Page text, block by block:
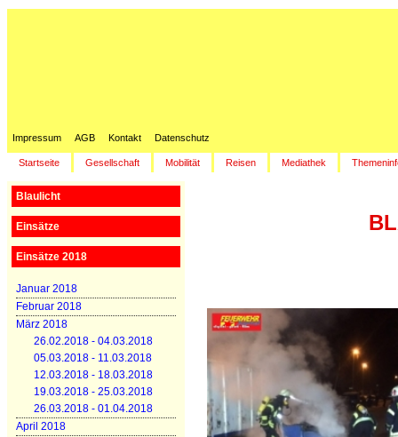
Impressum AGB Kontakt Datenschutz
Startseite Gesellschaft Mobilität Reisen Mediathek
Blaulicht
Einsätze
Einsätze 2018
Januar 2018
Februar 2018
März 2018
26.02.2018 - 04.03.2018
05.03.2018 - 11.03.2018
12.03.2018 - 18.03.2018
19.03.2018 - 25.03.2018
26.03.2018 - 01.04.2018
April 2018